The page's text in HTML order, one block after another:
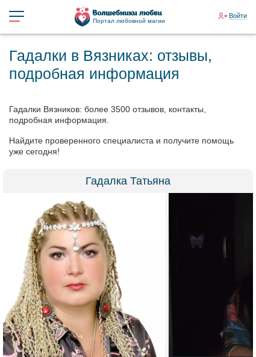
Портал любовной магии
Войти
Гадалки в Вязниках: отзывы,
подробная информация
Гадалки Вязников: более 3500 отзывов, контакты,
подробная информация.
Найдите проверенного специалиста и получите помощь
уже сегодня!
Гадалка Татьяна